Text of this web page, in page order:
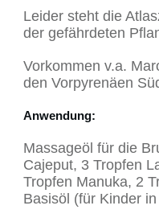
Leider steht die
der gefährdeten
Vorkommen v.a.
den Vorpyrenäen
Anwendung:
Massageöl für die
Cajeput, 3 Tropfen
Tropfen Manuka, 2
Basisöl (für Kinder